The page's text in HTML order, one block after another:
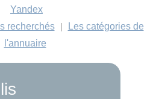
Yandex
recherchés
|
Les catégories de
l'annuaire